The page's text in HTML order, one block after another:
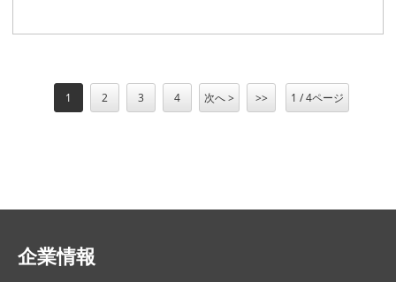
1 2 3 4 次へ > >> 1 / 4ページ
企業情報